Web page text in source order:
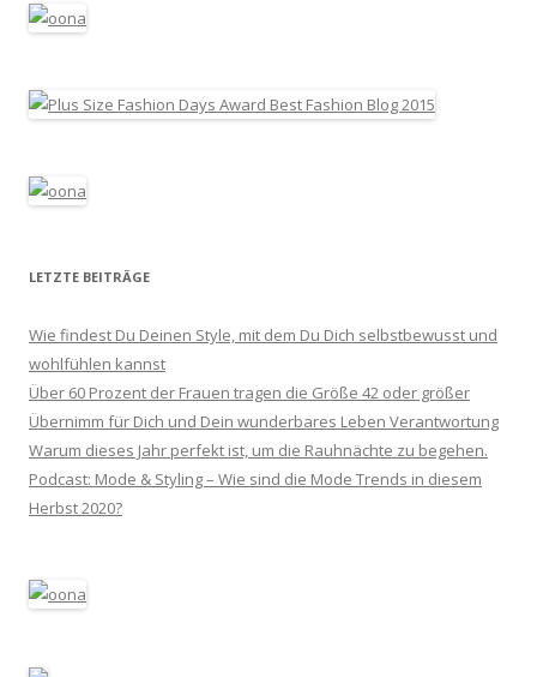
LETZTE BEITRÄGE
Wie findest Du Deinen Style, mit dem Du Dich selbstbewusst und
wohlfühlen kannst
Über 60 Prozent der Frauen tragen die Größe 42 oder größer
Übernimm für Dich und Dein wunderbares Leben Verantwortung
Warum dieses Jahr perfekt ist, um die Rauhnächte zu begehen.
Podcast: Mode & Styling – Wie sind die Mode Trends in diesem
Herbst 2020?